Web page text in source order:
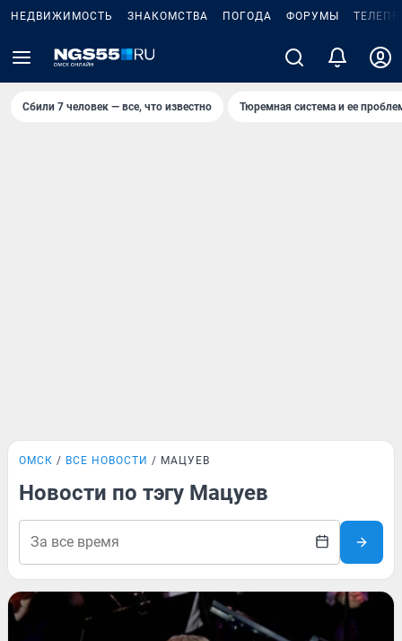
НЕДВИЖИМОСТЬ ЗНАКОМСТВА ПОГОДА ФОРУМЫ
Сбили 7 человек — все, что известно Тюремная система и ее
ОМСК ВСЕ НОВОСТИ МАЦУЕВ
Новости по тэгу Мацуев